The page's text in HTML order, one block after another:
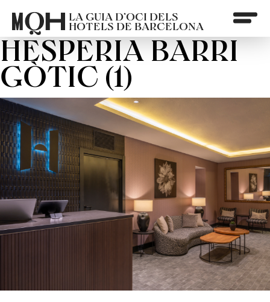
LA GUIA D’OCI DELS
HOTELS DE BARCELONA
HESPERIA BARRI
GÒTIC (1)